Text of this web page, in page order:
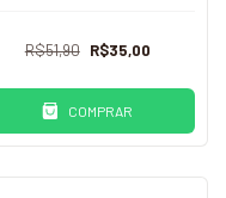
R$51,90 R$35,00
COMPRAR